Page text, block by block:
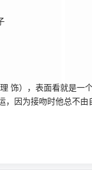
），表面看就是一
，因为接吻时他总不